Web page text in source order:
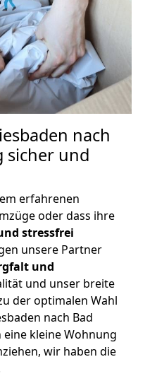
nach
sicher und
erfahrenen
oder dass ihre
stressfrei
unsere Partner
und
und unser breite
der optimalen Wahl
nach Bad
kleine Wohnung
wir haben die